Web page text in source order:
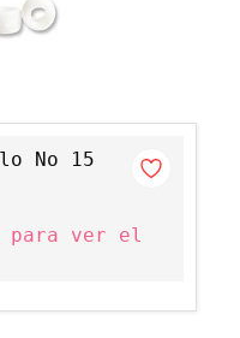
No 15
para ver el